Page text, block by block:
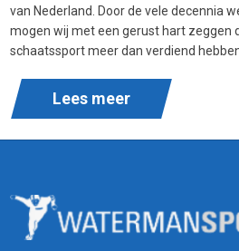
van Nederland. Door de vele decennia
mogen wij met een gerust hart zeggen
schaatssport meer dan verdiend
Lees meer